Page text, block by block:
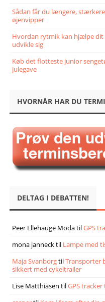
Sådan får du længere,
øjenvipper
Hvordan rytmik kan hjælpe dit
udvikle sig
Køb det flotteste junior
julegave
HVORNÅR HAR DU
DELTAG I DEBATTEN!
Peer Ellehauge ModatilGPS
mona jannecktil Lampe med
Maja SvanborgtilTransporter
sikkert med cykeltrailer
Lise Matthiasen tilGPS